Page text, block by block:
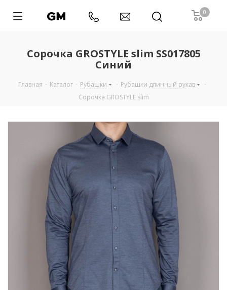
0
Сорочка GROSTYLE slim SS017805
Синий
Главная - Каталог - Рубашки - Рубашки длинный рукав
-
Сорочка GROSTYLE slim